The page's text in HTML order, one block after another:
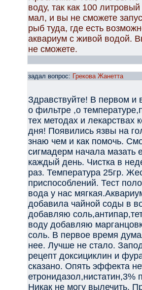
воду, так как 100
мал, и вы не сможете
рыб туда, где есть
аквариум с живой водой.
не сможете.
задал вопрос: Грекова Жанетта
Здравствуйте! В первом и
о фильтре ,о
тех методах и
дня! Появились язвы на
знаю чем и как помочь.
сигмадерм начала
каждый день. Чистка в
раз. Температура 25гр.
приспособлений. Тест
вода у нас
добавила чайной соды в
добавляю
воду добавляю
соль. В первое время
нее. Лучше не стало.
рецепт доксициклин и
сказано. Опять эффекта
етронидазол,нистатин,3%
Никак не могу вылечить.